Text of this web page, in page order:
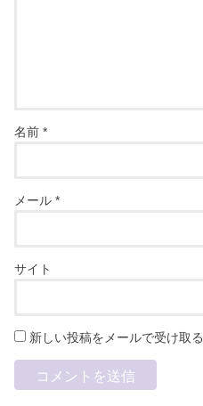
名前*
メール*
サイト
新しい投稿をメールで受け取る